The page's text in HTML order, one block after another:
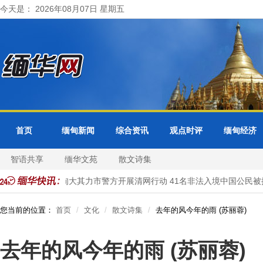
今天是： 2026年08月07日 星期五
首页 缅甸新闻 综合资讯 观点时评 缅甸经济
智语共享 缅华文苑 散文诗集
受理 缅甸大其力市警方开展清网行动 41名非法入境中国公民被
您当前的位置： 首页 文化 散文诗集 去年的风今年的雨 (苏丽蓉)
去年的风今年的雨 (苏丽蓉)